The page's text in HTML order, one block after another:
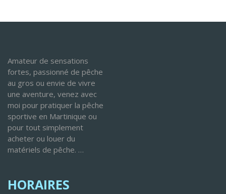
Amateur de sensations
fortes, passionné de pêche
au gros ou envie de vivre
une aventure, venez avec
moi pour pratiquer la pêche
sportive en Martinique ou
pour tout simplement
acheter ou louer du
matériels de pêche. …
HORAIRES